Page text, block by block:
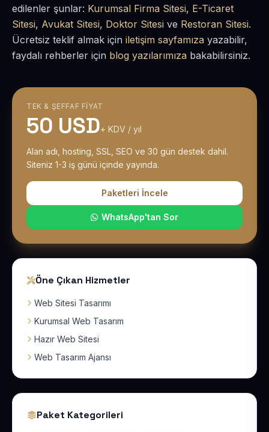
edilenler şunlar: Kurumsal Firma Sitesi, E-Ticaret
Sitesi, Avukat Sitesi, Doktor Sitesi ve Restoran Sitesi.
Ücretsiz teklif almak için iletişim sayfamıza yazabilir,
faydalı rehberler için blog yazılarımıza bakabilirsiniz.
TEK & ŞEFFAF FIYAT
50 USD+ KDV / yıl
Alan adı, hosting, SSL, SEO ve 30 gün destek dahil.
Siteniz 1-3 iş günü içinde yayında.
Paketleri İncele
WhatsApp'tan Sor
Öne Çıkan Hizmetler
Web Sitesi Tasarımı
Kurumsal Web Tasarım
Hazır Web Sitesi
Web Tasarım Ajansı
Paket Kategorileri